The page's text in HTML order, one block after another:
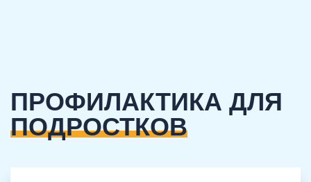
ПРОФИЛАКТИКА ДЛЯ
ПОДРОСТКОВ